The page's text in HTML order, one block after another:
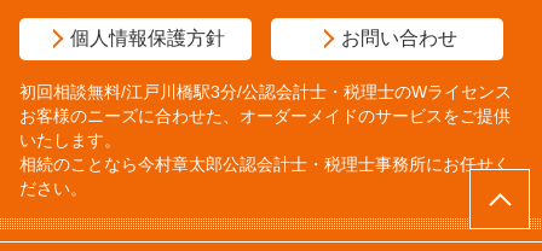
個人情報保護方針 お問い合わせ
初回相談無料/江戸川橋駅3分/公認会計士・税理士のWライセンス
お客様のニーズに合わせた、オーダーメイドのサービスをご提供
いたします。
相続のことなら今村章太郎公認会計士・税理士事務所にお任せく
ださい。